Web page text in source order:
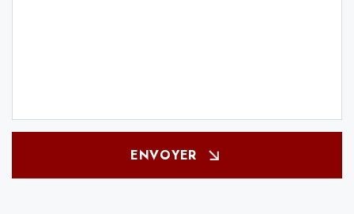
ENVOYER